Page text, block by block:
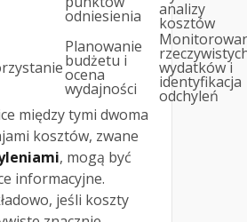
odniesienia analizy
kosztów
Planowanie
budżetu i
ocena
wydajności
wydatków i
identyfikacja
odchyleń
między tymi dwoma
kosztów, zwane
, mogą być
informacyjne.
jeśli koszty